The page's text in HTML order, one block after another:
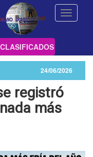
Toggle
CLASIFICADOS
24/06/2026
registró
más